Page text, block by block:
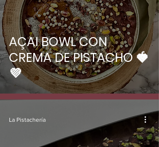
AÇAI BOWL CON
CREMA DE PISTACHO 🍓
💜
La Pistachería